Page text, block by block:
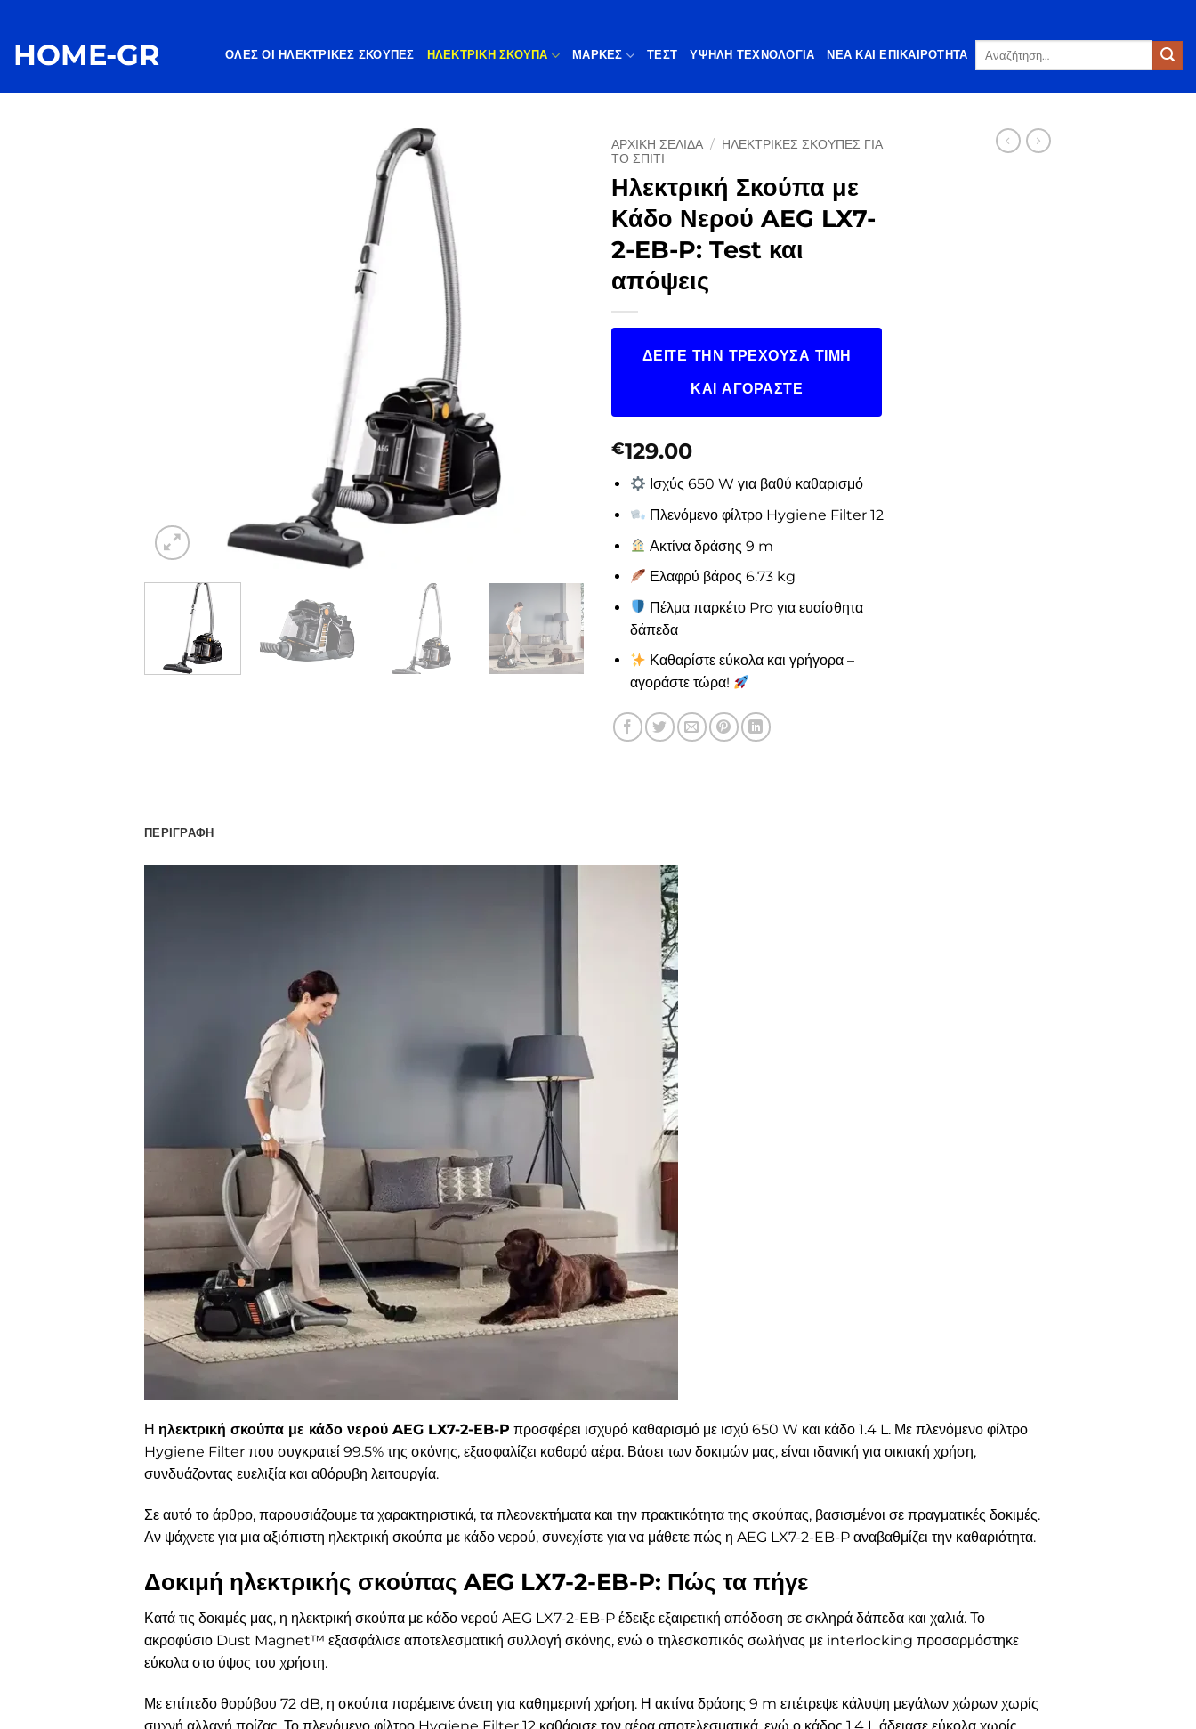
περιεχόμενο
HOME-GR ΌΛΕΣ ΟΙ ΗΛΕΚΤΡΙΚΈΣ ΣΚΟΎΠΕΣ ΗΛΕΚΤΡΙΚΗ ΣΚΟΥΠΑ ΜΆΡΚΕΣ ΤΕΣΤ ΥΨΗΛΉ ΤΕΧΝΟΛΟΓΊΑ ΝΈΑ ΚΑΙ ΕΠΙΚΑΙΡΌΤΗΤΑ
Αναζήτηση
ΑΡΧΙΚΉ ΣΕΛΊΔΑ / ΗΛΕΚΤΡΙΚΈΣ ΣΚΟΎΠΕΣ ΓΙΑ
ΤΟ ΣΠΊΤΙ
Ηλεκτρική Σκούπα με
Κάδο Νερού AEG LX7-
2-EB-P: Test και
απόψεις
ΔΕΊΤΕ ΤΗΝ ΤΡΈΧΟΥΣΑ ΤΙΜΉ
ΚΑΙ ΑΓΟΡΆΣΤΕ
€129.00
Ισχύς 650 W για βαθύ καθαρισμό
Πλενόμενο φίλτρο Hygiene Filter 12
Ακτίνα δράσης 9 m
Ελαφρύ βάρος 6.73 kg
Πέλμα παρκέτο Pro για ευαίσθητα
δάπεδα
Καθαρίστε εύκολα και γρήγορα –
αγοράστε τώρα!
ΠΕΡΙΓΡΑΦΉ
Η ηλεκτρική σκούπα με κάδο νερού AEG LX7-2-EB-P προσφέρει ισχυρό καθαρισμό με ισχύ 650 W και κάδο 1.4 L. Με πλενόμενο φίλτρο
Hygiene Filter που συγκρατεί 99.5% της σκόνης, εξασφαλίζει καθαρό αέρα. Βάσει των δοκιμών μας, είναι ιδανική για οικιακή χρήση,
συνδυάζοντας ευελιξία και αθόρυβη λειτουργία.
Σε αυτό το άρθρο, παρουσιάζουμε τα χαρακτηριστικά, τα πλεονεκτήματα και την πρακτικότητα της σκούπας, βασισμένοι σε πραγματικές δοκιμές.
Αν ψάχνετε για μια αξιόπιστη ηλεκτρική σκούπα με κάδο νερού, συνεχίστε για να μάθετε πώς η AEG LX7-2-EB-P αναβαθμίζει την καθαριότητα.
Δοκιμή ηλεκτρικής σκούπας AEG LX7-2-EB-P: Πώς τα πήγε
Κατά τις δοκιμές μας, η ηλεκτρική σκούπα με κάδο νερού AEG LX7-2-EB-P έδειξε εξαιρετική απόδοση σε σκληρά δάπεδα και χαλιά. Το
ακροφύσιο Dust Magnet™ εξασφάλισε αποτελεσματική συλλογή σκόνης, ενώ ο τηλεσκοπικός σωλήνας με interlocking προσαρμόστηκε
εύκολα στο ύψος του χρήστη.
Με επίπεδο θορύβου 72 dB, η σκούπα παρέμεινε άνετη για καθημερινή χρήση. Η ακτίνα δράσης 9 m επέτρεψε κάλυψη μεγάλων χώρων χωρίς